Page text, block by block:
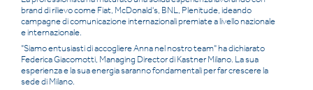
brand di rilievo come Fiat, McDonald's, BNL, Plenitude, ideando
campagne di comunicazione internazionali premiate a livello nazionale
e internazionale.
"Siamo entusiasti di accogliere Anna nel nostro team" ha dichiarato
Federica Giacomotti, Managing Director di Kastner Milano. La sua
esperienza e la sua energia saranno fondamentali per far crescere la
sede di Milano.